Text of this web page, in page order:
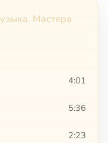
Мастера
4:01
5:36
2:23